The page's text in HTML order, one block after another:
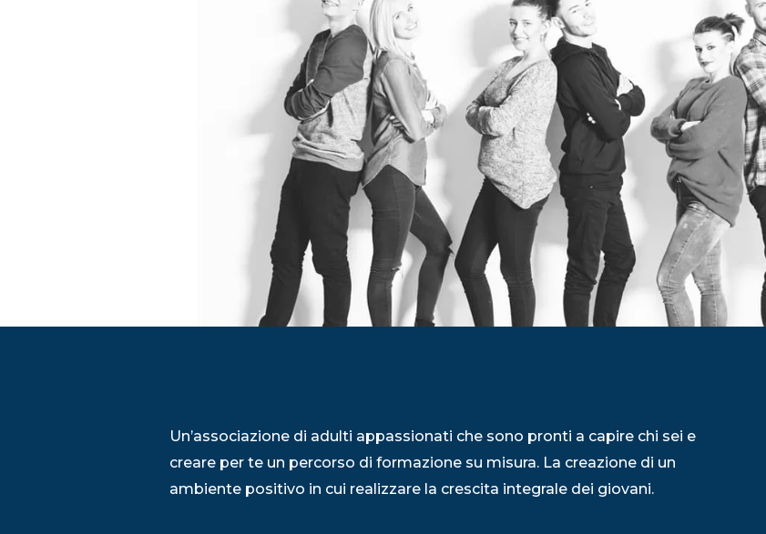
Un’associazione di adulti appassionati che sono pronti a capire chi sei e
creare per te un percorso di formazione su misura. La creazione di un
ambiente positivo in cui realizzare la crescita integrale dei giovani.